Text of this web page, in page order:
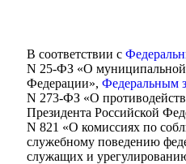
В соответствии с
N 25-ФЗ «О муниципальной
Федерации», Федеральным
N 273-ФЗ «О
Президента Российской
N 821 «О комиссиях по
служебному поведению
служащих и